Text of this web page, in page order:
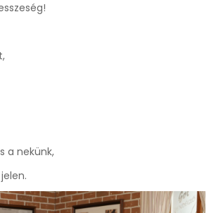
a nekünk,